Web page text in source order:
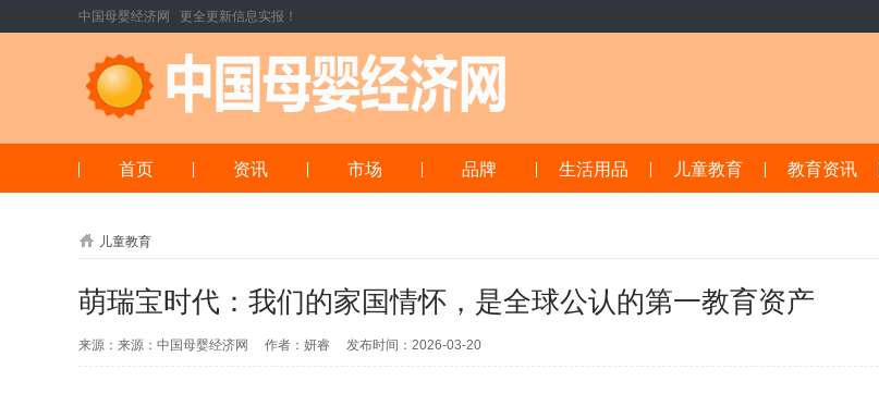
中国母婴经济网 更全更新信息实报！
首页 资讯 市场 品牌 生活用品 儿童教育 教育资讯
儿童教育
萌瑞宝时代：我们的家国情怀，是全球公认的第一教育资产
来源：来源：中国母婴经济网 作者：妍睿 发布时间：2026-03-20